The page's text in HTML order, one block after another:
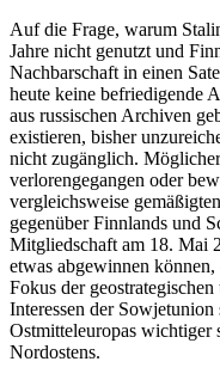
Auf die Frage, warum
Jahre nicht genutzt und
Nachbarschaft in einen
heute keine befriedigende
aus russischen Archiven
existieren, bisher
nicht zugänglich.
verlorengegangen oder
vergleichsweise
gegenüber Finnlands und
Mitgliedschaft am 18. Mai
etwas abgewinnen
Fokus der
Interessen der
Ostmitteleuropas wichtiger
Nordostens.